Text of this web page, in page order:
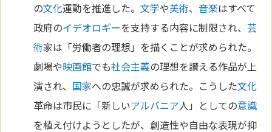
の文化運動を推進した。文学や美術、音楽はすべて
政府のイデオロギーを支持する内容に制限され、芸
術家は「労働者の理想」を描くことが求められた。
劇場や映画館でも社会主義の理想を讃える作品が上
演され、 国家への忠誠が求められた。こうした文化
革命は市民に「新しいアルバニア人」としての意識
を植え付けようとしたが、創造性や自由な表現が抑